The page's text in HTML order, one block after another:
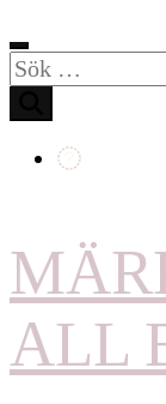
Sök
efter:
ALL